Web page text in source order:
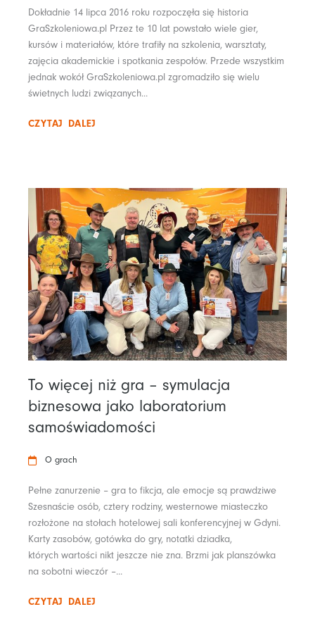
Dokładnie 14 lipca 2016 roku rozpoczęła się historia
GraSzkoleniowa.pl Przez te 10 lat powstało wiele gier,
kursów i materiałów, które trafiły na szkolenia, warsztaty,
zajęcia akademickie i spotkania zespołów. Przede wszystkim
jednak wokół GraSzkoleniowa.pl zgromadziło się wielu
świetnych ludzi związanych...
CZYTAJ DALEJ
To więcej niż gra – symulacja
biznesowa jako laboratorium
samoświadomości
O grach
Pełne zanurzenie – gra to fikcja, ale emocje są prawdziwe
Szesnaście osób, cztery rodziny, westernowe miasteczko
rozłożone na stołach hotelowej sali konferencyjnej w Gdyni.
Karty zasobów, gotówka do gry, notatki dziadka,
których wartości nikt jeszcze nie zna. Brzmi jak planszówka
na sobotni wieczór –...
CZYTAJ DALEJ